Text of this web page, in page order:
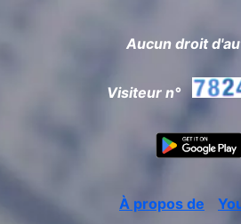
Aucun droit
Visiteur n°
À propos de